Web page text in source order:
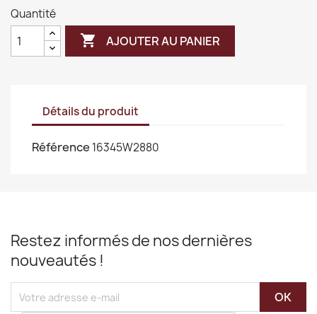
Quantité
 AJOUTER AU PANIER
Détails du produit
Référence 16345W2880
Restez informés de nos dernières
nouveautés !